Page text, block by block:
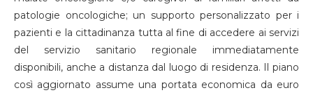
patologie oncologiche; un supporto personalizzato per i
pazienti e la cittadinanza tutta al fine di accedere ai servizi
del servizio sanitario regionale immediatamente
disponibili, anche a distanza dal luogo di residenza. Il piano
così aggiornato assume una portata economica da euro